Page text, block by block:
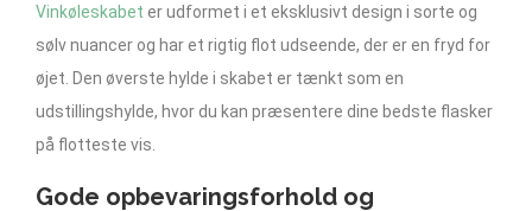
Vinkøleskabet er udformet i et eksklusivt design i sorte og
sølv nuancer og har et rigtig flot udseende, der er en fryd for
øjet. Den øverste hylde i skabet er tænkt som en
udstillingshylde, hvor du kan præsentere dine bedste flasker
på flotteste vis.
Gode opbevaringsforhold og